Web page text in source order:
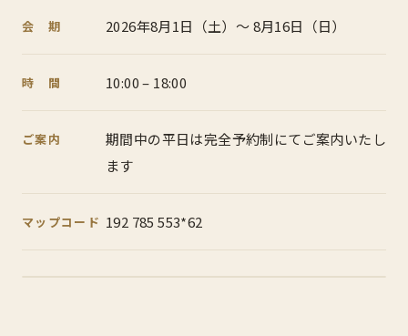
会 期 2026年8月1日（土）〜 8月16日（日）
時 間 10:00 – 18:00
ご案内
期間中の平日は完全予約制にてご案内いたし
ます
マップコード 192 785 553*62